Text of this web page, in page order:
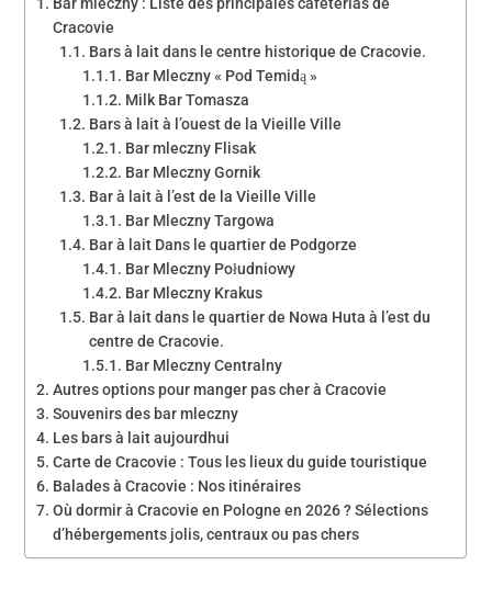
Cracovie
Bars à lait dans le centre historique de Cracovie.
Bar Mleczny « Pod Temidą »
Milk Bar Tomasza
Bars à lait à l’ouest de la Vieille Ville
Bar mleczny Flisak
Bar Mleczny Gornik
Bar à lait à l’est de la Vieille Ville
Bar Mleczny Targowa
Bar à lait Dans le quartier de Podgorze
Bar Mleczny Południowy
Bar Mleczny Krakus
Bar à lait dans le quartier de Nowa Huta à l’est du
centre de Cracovie.
Bar Mleczny Centralny
Autres options pour manger pas cher à Cracovie
Souvenirs des bar mleczny
Les bars à lait aujourdhui
Carte de Cracovie : Tous les lieux du guide touristique
Balades à Cracovie : Nos itinéraires
Où dormir à Cracovie en Pologne en 2026 ? Sélections
d’hébergements jolis, centraux ou pas chers